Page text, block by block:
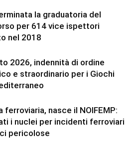
la graduatoria del
per 614 vice ispettori
nel 2018
2026, indennità di ordine
e straordinario per i Giochi
ferroviaria, nasce il NOIFEMP:
i nuclei per incidenti ferroviari
pericolose